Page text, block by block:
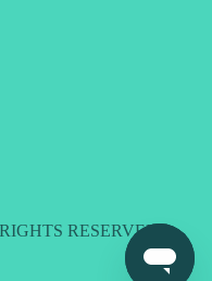
RESERVED